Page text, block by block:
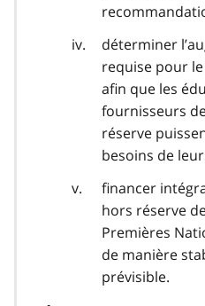
déterminer
requise pour
afin que les
fournisseurs
réserve
besoins de
financer
hors réserve
Premières
de manière
prévisible.